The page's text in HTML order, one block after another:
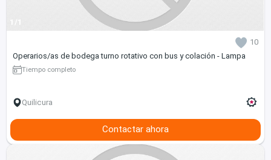
1/1
10
Operarios/as de bodega turno rotativo con bus y colación - Lampa
Tiempo completo
Quilicura
Contactar ahora